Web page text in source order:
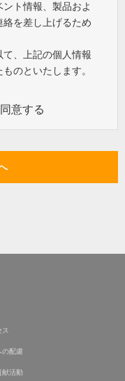
ト情報、製品およ
を差し上げるため
、上記の個人情報
のといたします。
意する
ス
の配慮
献活動